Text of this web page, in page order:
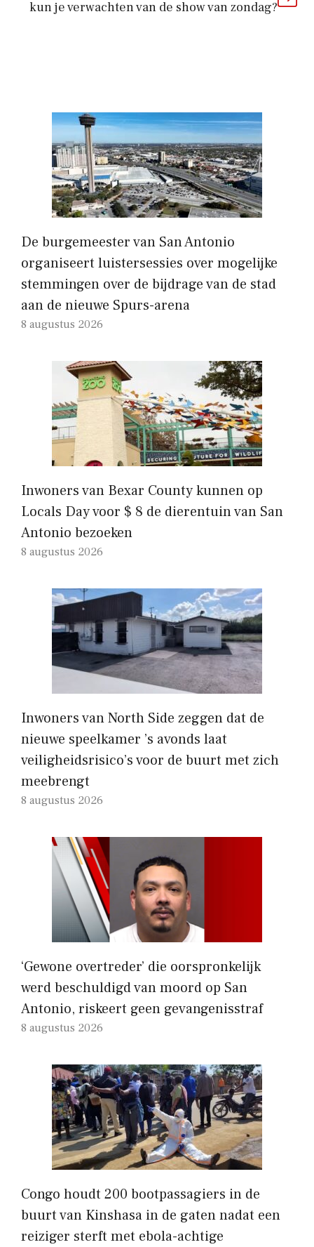
kun je verwachten van de show van zondag?
De burgemeester van San Antonio
organiseert luistersessies over mogelijke
stemmingen over de bijdrage van de stad
aan de nieuwe Spurs-arena
8 augustus 2026
Inwoners van Bexar County kunnen op
Locals Day voor $ 8 de dierentuin van San
Antonio bezoeken
8 augustus 2026
Inwoners van North Side zeggen dat de
nieuwe speelkamer ’s avonds laat
veiligheidsrisico’s voor de buurt met zich
meebrengt
8 augustus 2026
‘Gewone overtreder’ die oorspronkelijk
werd beschuldigd van moord op San
Antonio, riskeert geen gevangenisstraf
8 augustus 2026
Congo houdt 200 bootpassagiers in de
buurt van Kinshasa in de gaten nadat een
reiziger sterft met ebola-achtige